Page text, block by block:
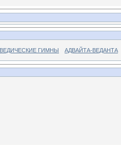
ВЕДИЧЕСКИЕ ГИМНЫ АДВАЙТА-ВЕДАНТА